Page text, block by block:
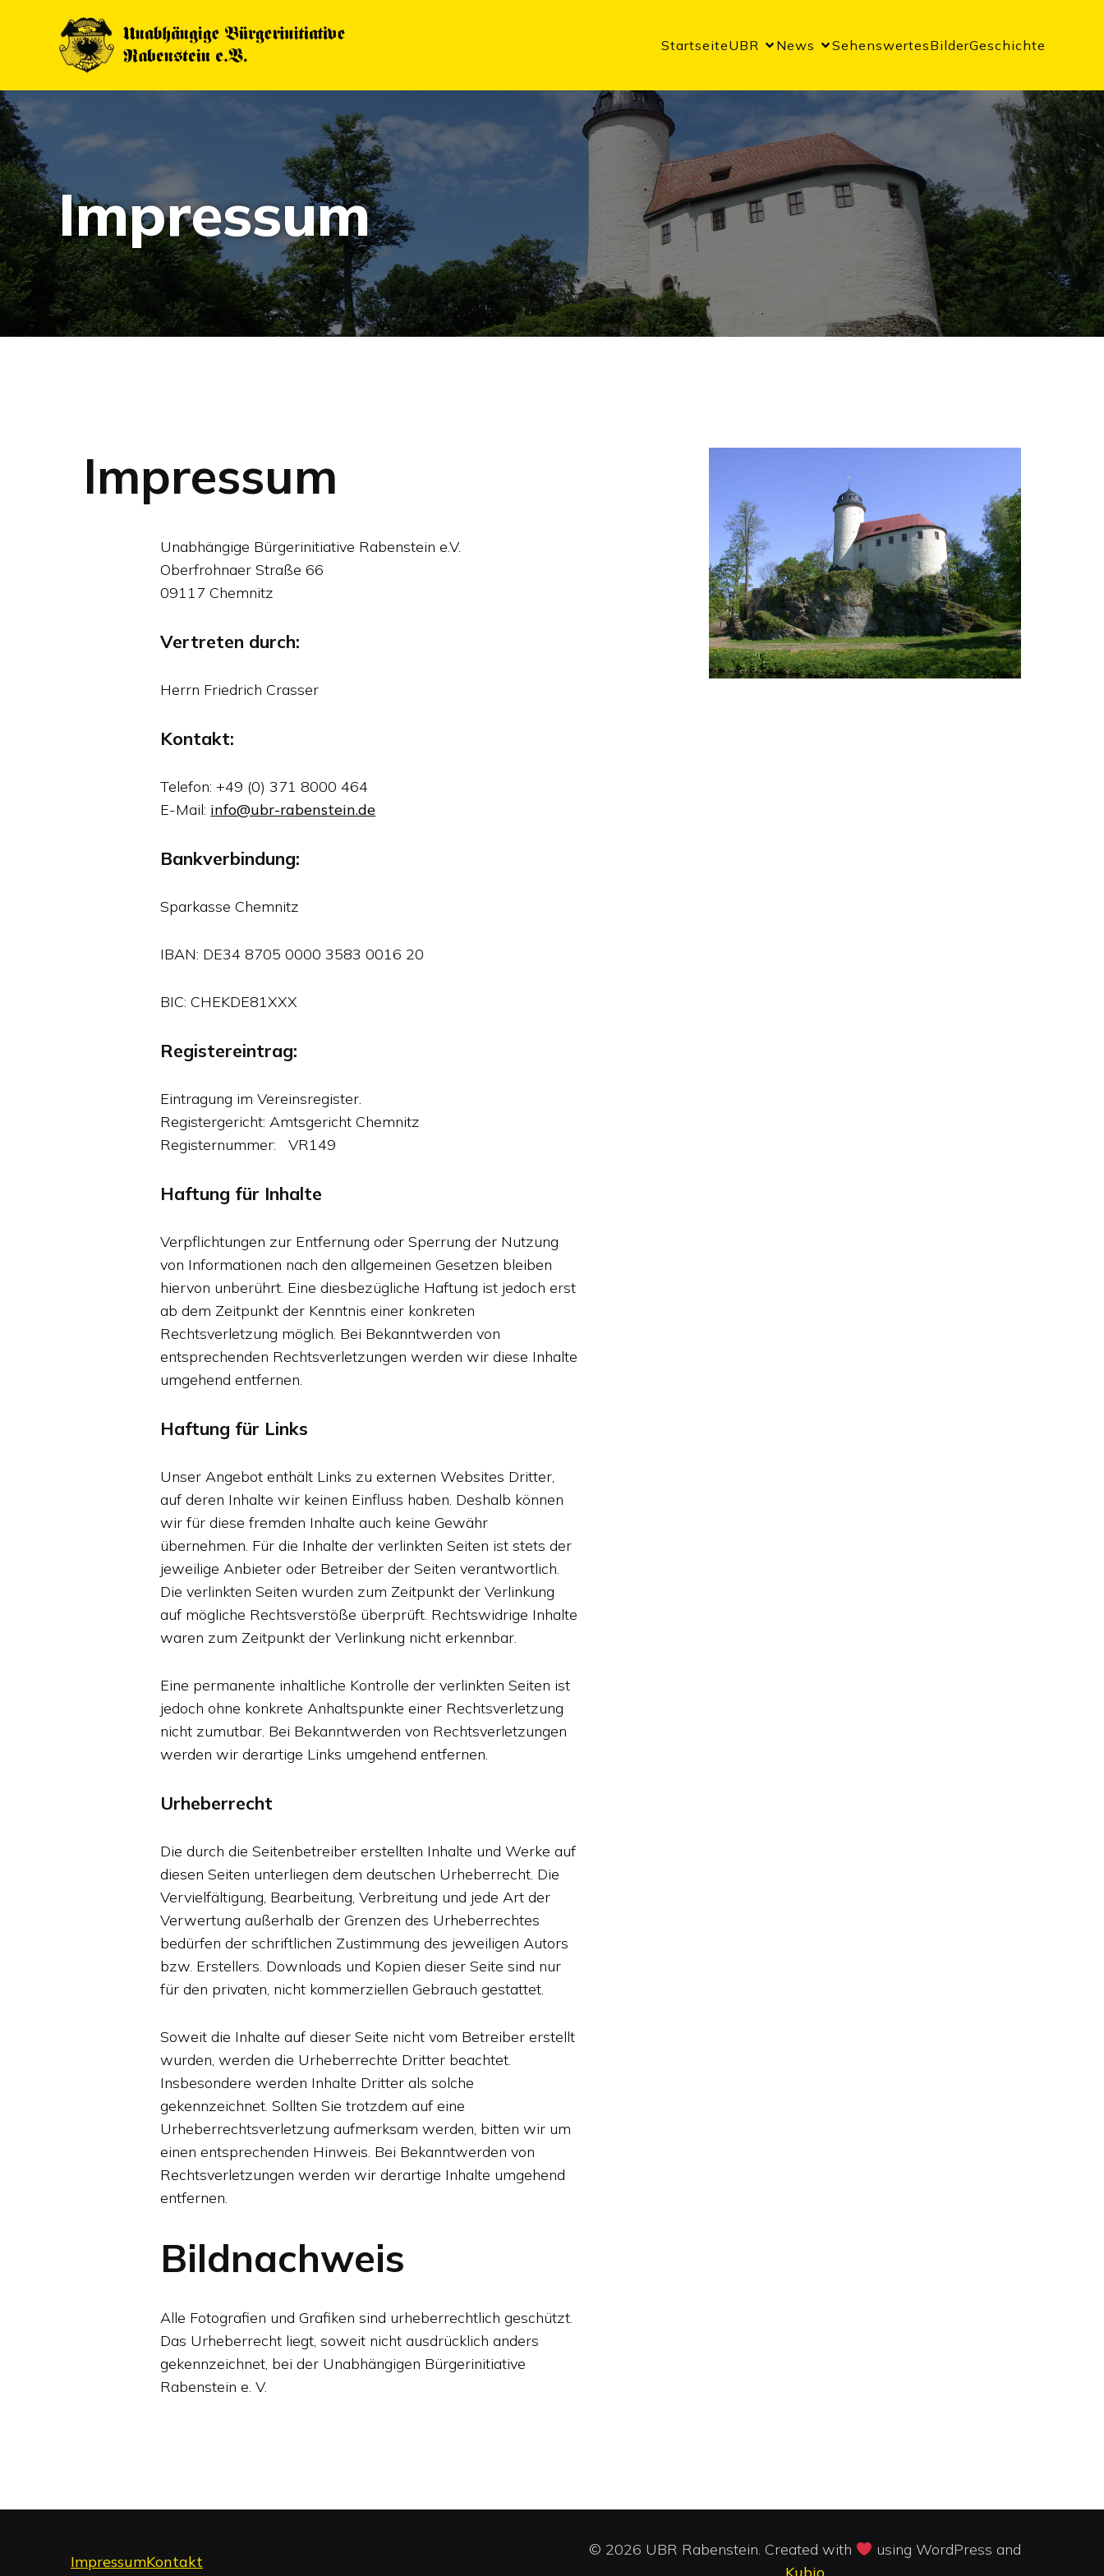
StartseiteUBR News SehenswertesBilderGeschichte
Impressum
Impressum
Unabhängige Bürgerinitiative Rabenstein e.V.
Oberfrohnaer Straße 66
09117 Chemnitz
Vertreten durch:
Herrn Friedrich Crasser
Kontakt:
Telefon: +49 (0) 371 8000 464
E-Mail: info@ubr-rabenstein.de
Bankverbindung:
Sparkasse Chemnitz
IBAN: DE34 8705 0000 3583 0016 20
BIC: CHEKDE81XXX
Registereintrag:
Eintragung im Vereinsregister.
Registergericht: Amtsgericht Chemnitz
Registernummer: VR149
Haftung für Inhalte
Verpflichtungen zur Entfernung oder Sperrung der Nutzung
von Informationen nach den allgemeinen Gesetzen bleiben
hiervon unberührt. Eine diesbezügliche Haftung ist jedoch erst
ab dem Zeitpunkt der Kenntnis einer konkreten
Rechtsverletzung möglich. Bei Bekanntwerden von
entsprechenden Rechtsverletzungen werden wir diese Inhalte
umgehend entfernen.
Haftung für Links
Unser Angebot enthält Links zu externen Websites Dritter,
auf deren Inhalte wir keinen Einfluss haben. Deshalb können
wir für diese fremden Inhalte auch keine Gewähr
übernehmen. Für die Inhalte der verlinkten Seiten ist stets der
jeweilige Anbieter oder Betreiber der Seiten verantwortlich.
Die verlinkten Seiten wurden zum Zeitpunkt der Verlinkung
auf mögliche Rechtsverstöße überprüft. Rechtswidrige Inhalte
waren zum Zeitpunkt der Verlinkung nicht erkennbar.
Eine permanente inhaltliche Kontrolle der verlinkten Seiten ist
jedoch ohne konkrete Anhaltspunkte einer Rechtsverletzung
nicht zumutbar. Bei Bekanntwerden von Rechtsverletzungen
werden wir derartige Links umgehend entfernen.
Urheberrecht
Die durch die Seitenbetreiber erstellten Inhalte und Werke auf
diesen Seiten unterliegen dem deutschen Urheberrecht. Die
Vervielfältigung, Bearbeitung, Verbreitung und jede Art der
Verwertung außerhalb der Grenzen des Urheberrechtes
bedürfen der schriftlichen Zustimmung des jeweiligen Autors
bzw. Erstellers. Downloads und Kopien dieser Seite sind nur
für den privaten, nicht kommerziellen Gebrauch gestattet.
Soweit die Inhalte auf dieser Seite nicht vom Betreiber erstellt
wurden, werden die Urheberrechte Dritter beachtet.
Insbesondere werden Inhalte Dritter als solche
gekennzeichnet. Sollten Sie trotzdem auf eine
Urheberrechtsverletzung aufmerksam werden, bitten wir um
einen entsprechenden Hinweis. Bei Bekanntwerden von
Rechtsverletzungen werden wir derartige Inhalte umgehend
entfernen.
Bildnachweis
Alle Fotografien und Grafiken sind urheberrechtlich geschützt.
Das Urheberrecht liegt, soweit nicht ausdrücklich anders
gekennzeichnet, bei der Unabhängigen Bürgerinitiative
Rabenstein e. V.
ImpressumKontakt
© 2026 UBR Rabenstein. Created with
using WordPress and